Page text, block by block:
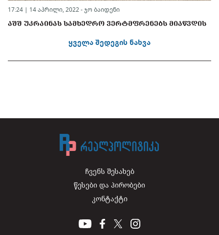
17:24 | 14 აპრილი, 2022 - ჯო ბაიდენი
ᲐᲨᲨ ᲣᲙᲠᲐᲘᲜᲐᲡ ᲡᲐᲛᲮᲔᲓᲠᲝ ᲕᲔᲠᲢᲛᲤᲠᲔᲜᲔᲑᲡ ᲛᲘᲐᲬᲕᲓᲘᲡ
ყველა შედეგის ნახვა
ჩვენს შესახებ
წესები და პირობები
კონტაქტი